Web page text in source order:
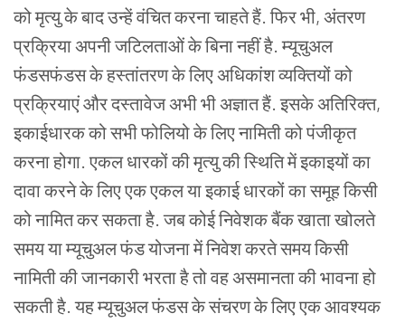
कोमृत्युकेबादउन्हेंवंचितकरनाचाहतेहैं. फिरभी, अंतरण
प्रक्रियाअपनीजटिलताओंकेबिनानहींहै. म्यूचुअल
फंडसफंडसकेहस्तांतरणकेलिएअधिकांशव्यक्तियोंको
प्रक्रियाएंऔरदस्तावेजअभीभीअज्ञातहैं. इसकेअतिरिक्त,
इकाईधारककोसभीफोलियोकेलिएनामितीकोपंजीकृत
करनाहोगा. एकल धारकोंकीमृत्युकीस्थितिमेंइकाइयोंका
दावाकरनेकेलिएएकएकलयाइकाई धारकोंकासमूहकिसी
कोनामितकरसकताहै. जबकोईनिवेशकबैंकखाताखोलते
समययाम्यूचुअलफंडयोजनामेंनिवेशकरतेसमयकिसी
नामितीकीजानकारीभरताहैतोवहअसमानताकीभावनाहो
सकतीहै. यहम्यूचुअलफंडसकेसंचरणकेलिएएकआवश्यक